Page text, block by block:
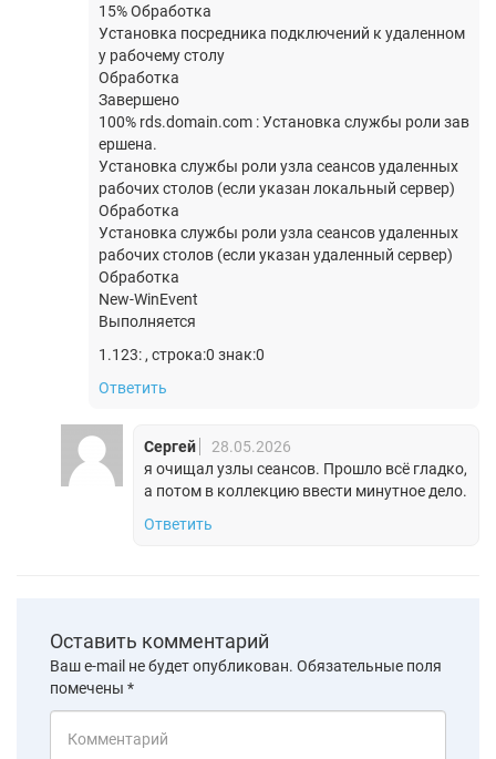
15% Обработка
Установка посредника подключений к удаленном
у рабочему столу
Обработка
Завершено
100% rds.domain.com : Установка службы роли зав
ершена.
Установка службы роли узла сеансов удаленных
рабочих столов (если указан локальный сервер)
Обработка
Установка службы роли узла сеансов удаленных
рабочих столов (если указан удаленный сервер)
Обработка
New-WinEvent
Выполняется
1.123: , строка:0 знак:0
Ответить
Сергей
28.05.2026
я очищал узлы сеансов. Прошло всё гладко,
а потом в коллекцию ввести минутное дело.
Ответить
Оставить комментарий
Ваш e-mail не будет опубликован. Обязательные поля
помечены *